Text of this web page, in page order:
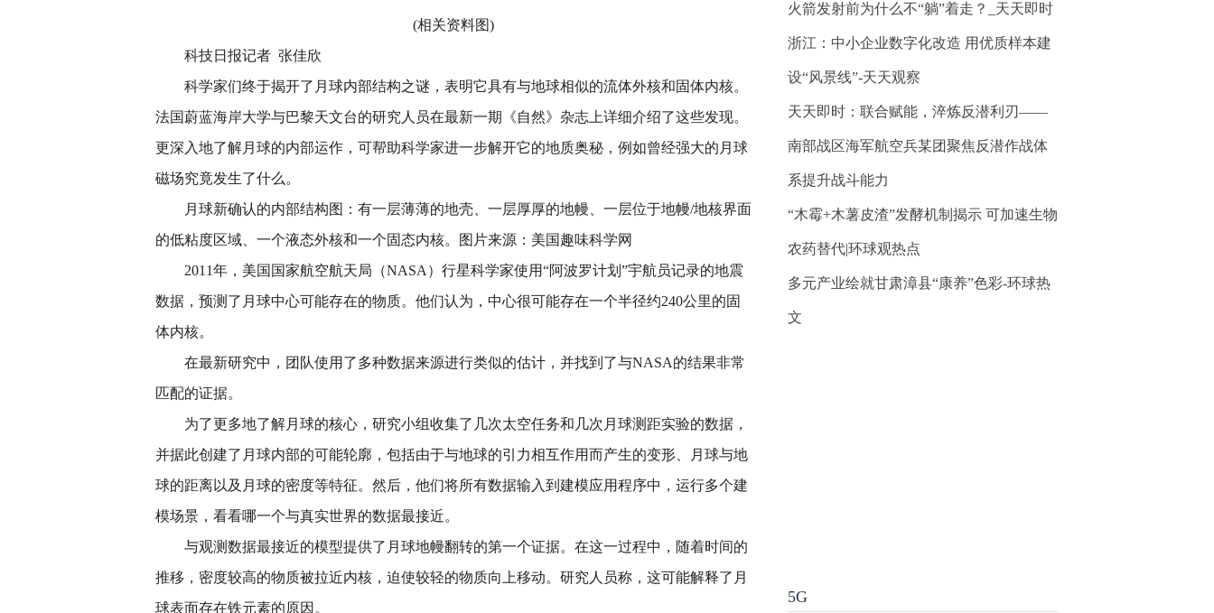
(相关资料图)
科技日报记者 张佳欣
科学家们终于揭开了月球内部结构之谜，表明它具有与地球相似的流体外核和固体内核。
法国蔚蓝海岸大学与巴黎天文台的研究人员在最新一期《自然》杂志上详细介绍了这些发现。
更深入地了解月球的内部运作，可帮助科学家进一步解开它的地质奥秘，例如曾经强大的月球
磁场究竟发生了什么。
月球新确认的内部结构图：有一层薄薄的地壳、一层厚厚的地幔、一层位于地幔/地核界面
的低粘度区域、一个液态外核和一个固态内核。图片来源：美国趣味科学网
2011年，美国国家航空航天局（NASA）行星科学家使用“阿波罗计划”宇航员记录的地震
数据，预测了月球中心可能存在的物质。他们认为，中心很可能存在一个半径约240公里的固
体内核。
在最新研究中，团队使用了多种数据来源进行类似的估计，并找到了与NASA的结果非常
匹配的证据。
为了更多地了解月球的核心，研究小组收集了几次太空任务和几次月球测距实验的数据，
并据此创建了月球内部的可能轮廓，包括由于与地球的引力相互作用而产生的变形、月球与地
球的距离以及月球的密度等特征。然后，他们将所有数据输入到建模应用程序中，运行多个建
模场景，看看哪一个与真实世界的数据最接近。
与观测数据最接近的模型提供了月球地幔翻转的第一个证据。在这一过程中，随着时间的
推移，密度较高的物质被拉近内核，迫使较轻的物质向上移动。研究人员称，这可能解释了月
球表面存在铁元素的原因。
火箭发射前为什么不“躺”着走？_天天即时
浙江：中小企业数字化改造 用优质样本建
设“风景线”-天天观察
天天即时：联合赋能，淬炼反潜利刃——
南部战区海军航空兵某团聚焦反潜作战体
系提升战斗能力
“木霉+木薯皮渣”发酵机制揭示 可加速生物
农药替代|环球观热点
多元产业绘就甘肃漳县“康养”色彩-环球热
文
5G